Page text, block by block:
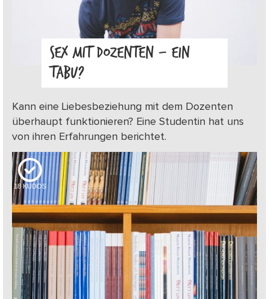
SEX MIT DOZENTEN – EIN
TABU?
Kann eine Liebesbeziehung mit dem Dozenten
überhaupt funktionieren? Eine Studentin hat uns
von ihren Erfahrungen berichtet.
18 KUDOS